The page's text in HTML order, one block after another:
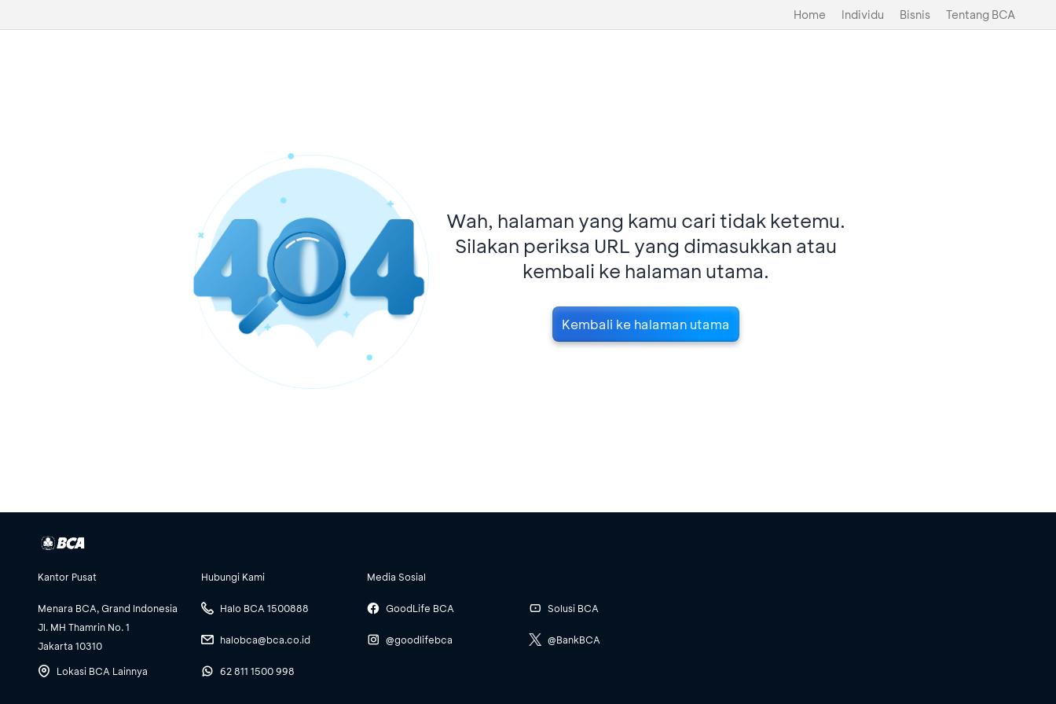
Home Individu Bisnis Tentang BCA
Wah, halaman yang kamu cari tidak ketemu.
Silakan periksa URL yang dimasukkan atau
kembali ke halaman utama.
Kembali ke halaman utama
Kantor Pusat
Menara BCA, Grand Indonesia
Jl. MH Thamrin No. 1
Jakarta 10310
Lokasi BCA Lainnya
Hubungi Kami
Halo BCA 1500888
halobca@bca.co.id
62 811 1500 998
Media Sosial
GoodLife BCA
@goodlifebca
Solusi BCA
@BankBCA